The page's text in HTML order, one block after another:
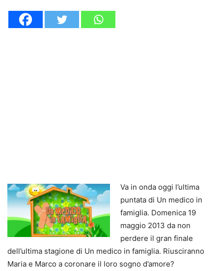
Va in onda oggi l’ultima
puntata di Un medico in
famiglia. Domenica 19
maggio 2013 da non
perdere il gran finale
dell’ultima stagione di Un medico in famiglia. Riusciranno
Maria e Marco a coronare il loro sogno d’amore?